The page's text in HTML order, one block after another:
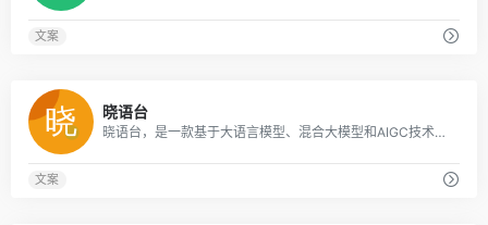
文案
晓语台
晓语台，是一款基于大语言模型、混合大模型和AIGC技术研发的智能创作平台。创作能力主要围绕营销文本的AI创作，覆盖了行业、平台、职业等不同场景500余款创作主题
文案